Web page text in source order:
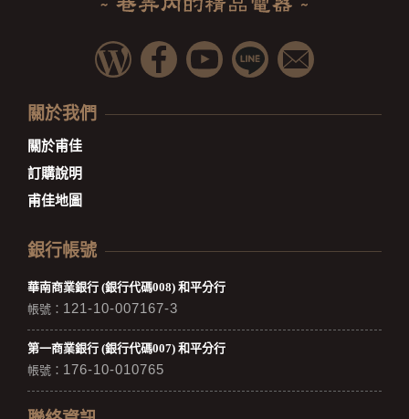
關於我們
關於甫佳
訂購說明
甫佳地圖
銀行帳號
華南商業銀行 (銀行代碼008) 和平分行
帳號： 121-10-007167-3
第一商業銀行 (銀行代碼007) 和平分行
帳號： 176-10-010765